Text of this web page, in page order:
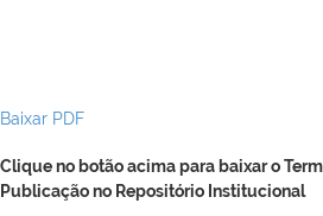
Baixar PDF
Clique no botão acima para baixar o
Publicação no Repositório Institucional